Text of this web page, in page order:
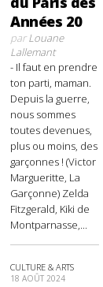
Années 20
parLouane
Lallemant
- Il faut en prendre
ton parti, maman.
Depuis la guerre,
nous sommes
toutes devenues,
plus ou moins, des
garçonnes ! (Victor
Margueritte, La
Garçonne) Zelda
Fitzgerald, Kiki de
Montparnasse,...
CULTURE & ARTS
18 AOÛT 2024